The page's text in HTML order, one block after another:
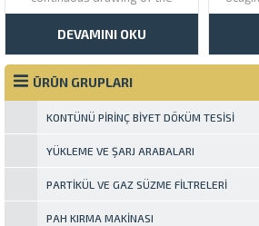
cooled billet. The pressures,
the traction rolls are adjusted.
Traction system; hydraulic
motors connected to a
specially designed reducer,It is
DEVAMINI OKU
sürekli
ÜRÜN GRUPLARI
KONTÜNÜ PIRINÇ BIYET DÖKÜM TESISI
YÜKLEME VE ŞARJ ARABALARI
PARTIKÜL VE GAZ SÜZME FILTRELERI
PAH KIRMA MAKINASI